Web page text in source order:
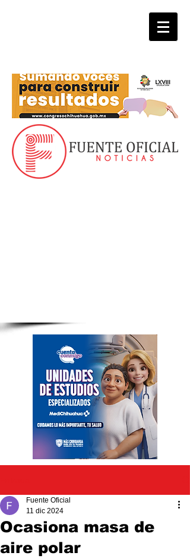
Ocasiona masa de
aire polar
Fuente Oficial
11 dic 2024